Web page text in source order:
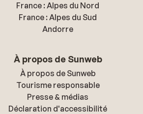
France : Alpes du Nord
France : Alpes du Sud
Andorre
À propos de Sunweb
À propos de Sunweb
Tourisme responsable
Presse & médias
Déclaration d'accessibilité